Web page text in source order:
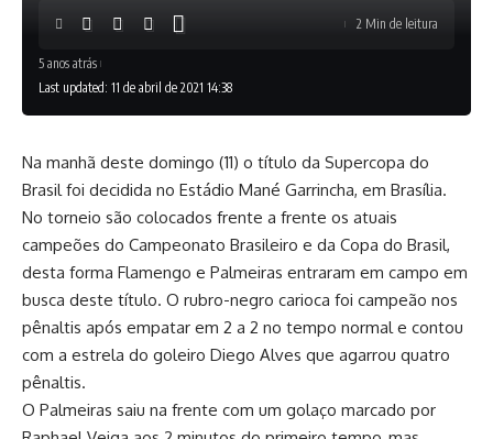
Last updated: 11 de abril de 2021 14:38
5 anos atrás
2 Min de leitura
Na manhã deste domingo (11) o título da Supercopa do
Brasil foi decidida no Estádio Mané Garrincha, em Brasília.
No torneio são colocados frente a frente os atuais
campeões do Campeonato Brasileiro e da Copa do Brasil,
desta forma Flamengo e Palmeiras entraram em campo em
busca deste título. O rubro-negro carioca foi campeão nos
pênaltis após empatar em 2 a 2 no tempo normal e contou
com a estrela do goleiro Diego Alves que agarrou quatro
pênaltis.
O Palmeiras saiu na frente com um golaço marcado por